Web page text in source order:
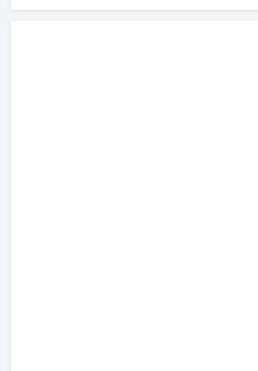
津，一路走来自信心随着头发